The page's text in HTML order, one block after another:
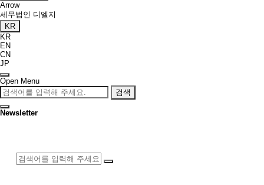
Arrow
세무법인 디엘지
KR
KR
EN
CN
JP
Open Menu
검색
Newsletter